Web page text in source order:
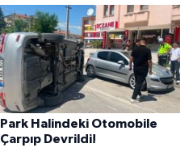
Park Halindeki Otomobile
Çarpıp Devrildi!